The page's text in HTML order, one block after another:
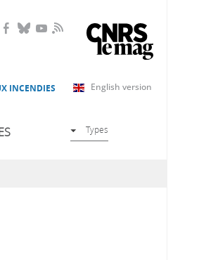
RSS
English version
INCENDIES
Types